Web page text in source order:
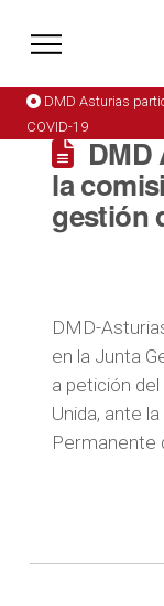
DMD Asturias
COVID-19
DMD
la
gestión
DMD-
en la Junta
a petición
Unida, ante
Permanente